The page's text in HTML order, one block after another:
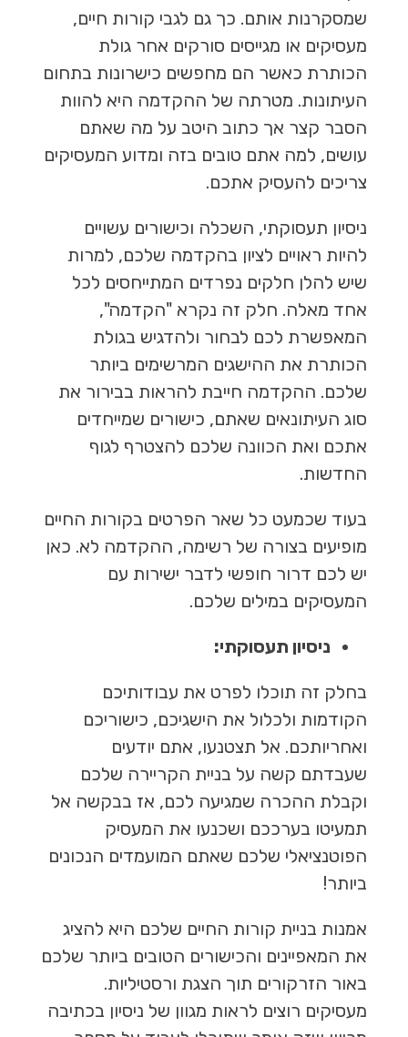
שמסקרנות אותם. כך גם לגבי קורות חיים,
מעסיקים או מגייסים סורקים אחר גולת
הכותרת כאשר הם מחפשים כישרונות בתחום
העיתונות. מטרתה של ההקדמה היא להוות
הסבר קצר אך כתוב היטב על מה שאתם
עושים, למה אתם טובים בזה ומדוע המעסיקים
צריכים להעסיק אתכם.
ניסיון תעסוקתי, השכלה וכישורים עשויים
להיות ראויים לציון בהקדמה שלכם, למרות
שיש להלן חלקים נפרדים המתייחסים לכל
אחד מאלה. חלק זה נקרא "הקדמה",
המאפשרת לכם לבחור ולהדגיש בגולת
הכותרת את ההישגים המרשימים ביותר
שלכם. ההקדמה חייבת להראות בבירור את
סוג העיתונאים שאתם, כישורים שמייחדים
אתכם ואת הכוונה שלכם להצטרף לגוף
החדשות.
בעוד שכמעט כל שאר הפרטים בקורות החיים
מופיעים בצורה של רשימה, ההקדמה לא. כאן
יש לכם דרור חופשי לדבר ישירות עם
המעסיקים במילים שלכם.
ניסיון תעסוקתי:
בחלק זה תוכלו לפרט את עבודותיכם
הקודמות ולכלול את הישגיכם, כישוריכם
ואחריותכם. אל תצטנעו, אתם יודעים
שעבדתם קשה על בניית הקריירה שלכם
וקבלת ההכרה שמגיעה לכם, אז בבקשה אל
תמעיטו בערככם ושכנעו את המעסיק
הפוטנציאלי שלכם שאתם המועמדים הנכונים
ביותר!
אמנות בניית קורות החיים שלכם היא להציג
את המאפיינים והכישורים הטובים ביותר שלכם
באור הזרקורים תוך הצגת ורסטיליות.
מעסיקים רוצים לראות מגוון של ניסיון בכתיבה